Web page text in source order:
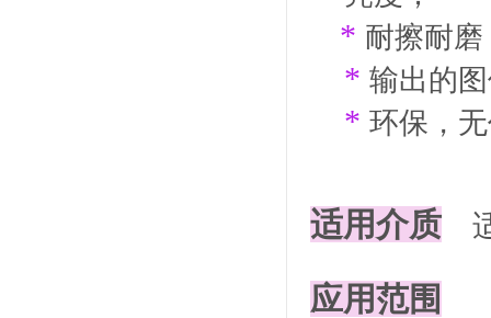
* 耐擦耐
* 输出的
* 环保 ，
适用介质
应用范围